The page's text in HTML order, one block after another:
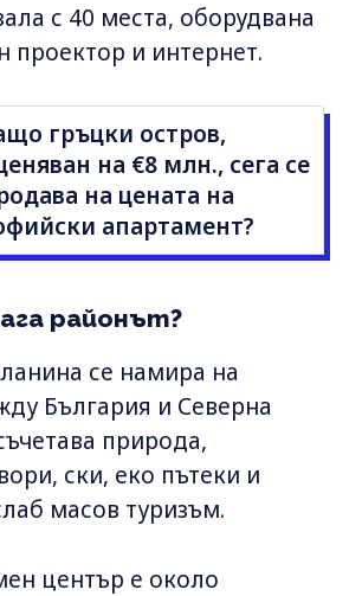
с 40 места, оборудвана
проектор и интернет.
гръцки остров,
на €8 млн., сега се
на цената на
апартамент?
районът?
се намира на
България и Северна
природа,
ски, еко пътеки и
масов туризъм.
център е около